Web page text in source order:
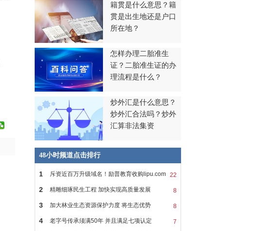
籍贯是什么意思？籍
贯是出生地还是户口
所在地？
怎样办理二胎准生
证？二胎准生证的办
理流程是什么？
炒外汇是什么意思？
炒外汇合法吗？炒外
汇算非法集资
48小时频道点击排行
22
1 斥资近百万升级域名！励普教育收购lipu.com
8
2 精雕细琢民生工程 加快实现高质量发展
8
3 加大林业生态资源保护力度 将生态优势
7
4 老字号传承须满50年 并且满足七项认定